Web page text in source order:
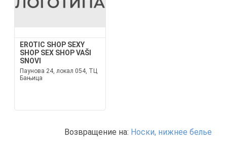
EROTIC SHOP SEXY
SHOP SEX SHOP VAŠI
SNOVI
Паунова 24, локал 054, ТЦ
Бањица
Возвращение на: Носки, нижнее белье